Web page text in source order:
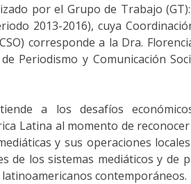
por el Grupo de Trabajo
2013-2016), cuya
corresponde a la Dra.
Periodismo y Comunicación
a los desafíos
Latina al momento de
y sus operaciones
los sistemas mediáticos y de
contemporáneos.